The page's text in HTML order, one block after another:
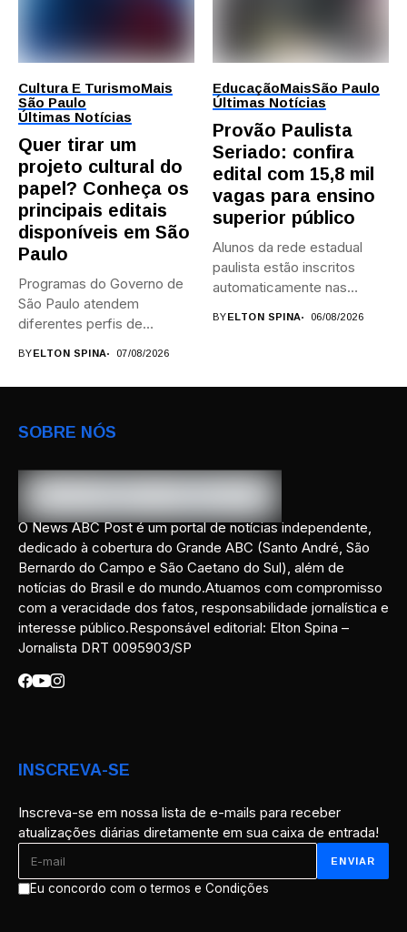
Cultura E TurismoMais
São Paulo
Últimas Notícias
Quer tirar um
projeto cultural do
papel? Conheça os
principais editais
disponíveis em São
Paulo
Programas do Governo de
São Paulo atendem
diferentes perfis de
BY ELTON SPINA 07/08/2026
EducaçãoMaisSão Paulo
Últimas Notícias
Provão Paulista
Seriado: confira
edital com 15,8 mil
vagas para ensino
superior público
Alunos da rede estadual
paulista estão inscritos
automaticamente nas
BY ELTON SPINA 06/08/2026
SOBRE NÓS
O News ABC Post é um portal de notícias independente,
dedicado à cobertura do Grande ABC (Santo André, São
Bernardo do Campo e São Caetano do Sul), além de
notícias do Brasil e do mundo.Atuamos com compromisso
com a veracidade dos fatos, responsabilidade jornalística e
interesse público.Responsável editorial: Elton Spina –
Jornalista DRT 0095903/SP
INSCREVA-SE
Inscreva-se em nossa lista de e-mails para receber
atualizações diárias diretamente em sua caixa de entrada!
Eu concordo com o termos e Condições